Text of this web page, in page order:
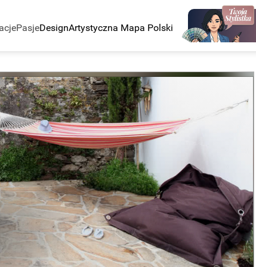
PasjeDesignArtystyczna Mapa Polski